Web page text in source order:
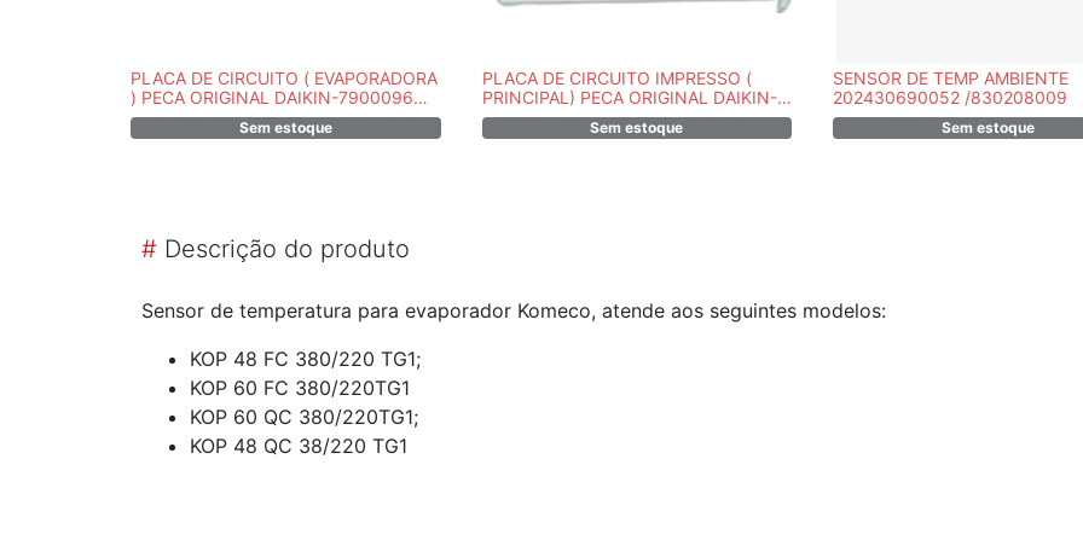
PLACA DE CIRCUITO ( EVAPORADORA
) PECA ORIGINAL DAIKIN-7900096
MR
Sem estoque
PLACA DE CIRCUITO IMPRESSO (
PRINCIPAL) PECA ORIGINAL DAIKIN-
2538191M
Sem estoque
SENSOR DE TEMP AMBIENTE
202430690052 /830208009
Sem estoque
# Descrição do produto
Sensor de temperatura para evaporador Komeco, atende aos seguintes modelos:
KOP 48 FC 380/220 TG1;
KOP 60 FC 380/220TG1
KOP 60 QC 380/220TG1;
KOP 48 QC 38/220 TG1